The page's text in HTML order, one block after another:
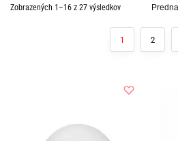
Zobrazených 1–16 z 27 výsledkov
1 2